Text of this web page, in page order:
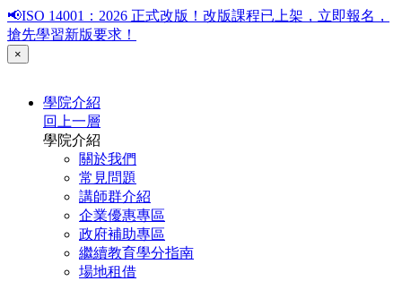
📢ISO 14001：2026 正式改版！改版課程已上架，立即報名，
搶先學習新版要求！
×
學院介紹
回上一層
學院介紹
關於我們
常見問題
講師群介紹
企業優惠專區
政府補助專區
繼續教育學分指南
場地租借